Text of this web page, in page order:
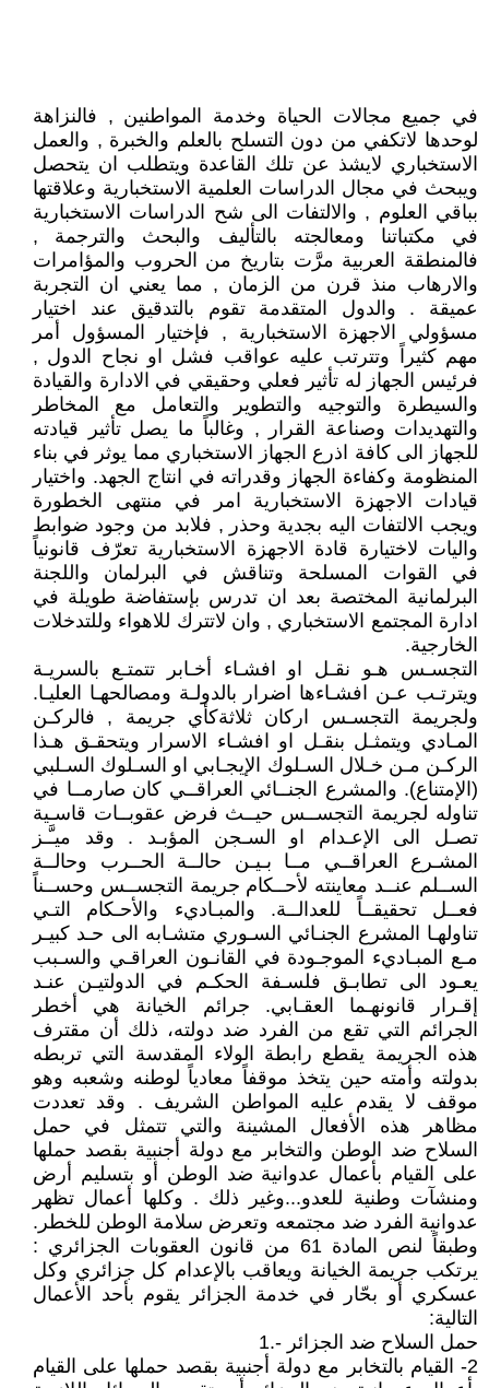
في جميع مجالات الحياة وخدمة المواطنين , فالنزاهة
لوحدها لاتكفي من دون التسلح بالعلم والخبرة , والعمل
الاستخباري لايشذ عن تلك القاعدة ويتطلب ان يتحصل
ويبحث في مجال الدراسات العلمية الاستخبارية وعلاقتها
بباقي العلوم , والالتفات الى شح الدراسات الاستخبارية
في مكتباتنا ومعالجته بالتأليف والبحث والترجمة ,
فالمنطقة العربية مرَّت بتاريخ من الحروب والمؤامرات
والارهاب منذ قرن من الزمان , مما يعني ان التجربة
عميقة . والدول المتقدمة تقوم بالتدقيق عند اختيار
مسؤولي الاجهزة الاستخبارية , فإختيار المسؤول أمر
مهم كثيراً وتترتب عليه عواقب فشل او نجاح الدول ,
فرئيس الجهاز له تأثير فعلي وحقيقي في الادارة والقيادة
والسيطرة والتوجيه والتطوير والتعامل مع المخاطر
والتهديدات وصناعة القرار , وغالباً ما يصل تأثير قيادته
للجهاز الى كافة اذرع الجهاز الاستخباري مما يوثر في بناء
المنظومة وكفاءة الجهاز وقدراته في انتاج الجهد. واختيار
قيادات الاجهزة الاستخبارية امر في منتهى الخطورة
ويجب الالتفات اليه بجدية وحذر , فلابد من وجود ضوابط
واليات لاختيارة قادة الاجهزة الاستخبارية تعرّف قانونياً
في القوات المسلحة وتناقش في البرلمان واللجنة
البرلمانية المختصة بعد ان تدرس بإستفاضة طويلة في
ادارة المجتمع الاستخباري , وان لاتترك للاهواء وللتدخلات
الخارجية.
التجسـس هـو نقـل او افشـاء أخـابر تتمتـع بالسريـة
ويترتـب عـن افشـاءها اضرار بالدولـة ومصالحهـا العليـا.
ولجريمة التجسـس اركان ثلاثةكأي جريمة , فالركـن
المـادي ويتمثـل بنقـل او افشـاء الاسرار ويتحقـق هـذا
الركـن مـن خـلال السـلوك الإيجـابي او السـلوك السـلبي
(الإمتناع). والمشرع الجنــائي العراقــي كان صارمــا في
تناوله لجريمة التجســس حيــث فرض عقوبــات قاسـية
تصـل الى الإعـدام او السـجن المؤبـد . وقد ميـَّـز
المشـرع العراقــي مــا بـيـن حالــة الحــرب وحالــة
الســلم عنــد معاينته لأحــكام جريمة التجســس وحســناً
فعــل تحقيقــاً للعدالــة. والمبـاديء والأحـكام التـي
تناولهـا المشرع الجنـائي السـوري متشـابه الى حـد كبيـر
مـع المبـاديء الموجـودة في القانـون العراقـي والسـبب
يعـود الى تطابـق فلسـفة الحكـم في الدولتيـن عنـد
إقـرار قانونهـما العقـابي. جرائم الخيانة هي أخطر
الجرائم التي تقع من الفرد ضد دولته، ذلك أن مقترف
هذه الجريمة يقطع رابطة الولاء المقدسة التي تربطه
بدولته وأمته حين يتخذ موقفاً معادياً لوطنه وشعبه وهو
موقف لا يقدم عليه المواطن الشريف . وقد تعددت
مظاهر هذه الأفعال المشينة والتي تتمثل في حمل
السلاح ضد الوطن والتخابر مع دولة أجنبية بقصد حملها
على القيام بأعمال عدوانية ضد الوطن أو بتسليم أرض
ومنشآت وطنية للعدو...وغير ذلك . وكلها أعمال تظهر
عدوانية الفرد ضد مجتمعه وتعرض سلامة الوطن للخطر.
وطبقاً لنص المادة 61 من قانون العقوبات الجزائري :
يرتكب جريمة الخيانة ويعاقب بالإعدام كل جزائري وكل
عسكري أو بحّار في خدمة الجزائر يقوم بأحد الأعمال
التالية:
حمل السلاح ضد الجزائر -.1
2- القيام بالتخابر مع دولة أجنبية بقصد حملها على القيام